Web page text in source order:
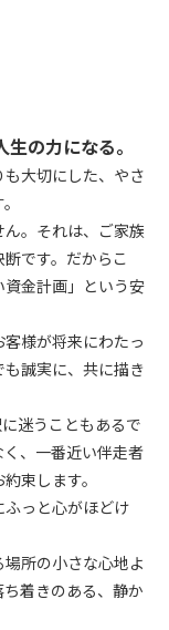
の力になる。
大切にした、やさ
。それは、ご家族
です。だからこ
金計画」という安
様が将来にわたっ
誠実に、共に描き
迷うこともあるで
、一番近い伴走者
束します。
っと心がほどけ
所の小さな心地よ
着きのある、静か